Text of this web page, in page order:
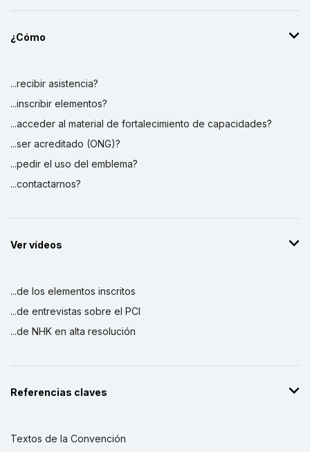
¿Cómo
...recibir asistencia?
...inscribir elementos?
...acceder al material de fortalecimiento de capacidades?
...ser acreditado (ONG)?
...pedir el uso del emblema?
...contactarnos?
Ver vídeos
...de los elementos inscritos
...de entrevistas sobre el PCI
...de NHK en alta resolución
Referencias claves
Textos de la Convención